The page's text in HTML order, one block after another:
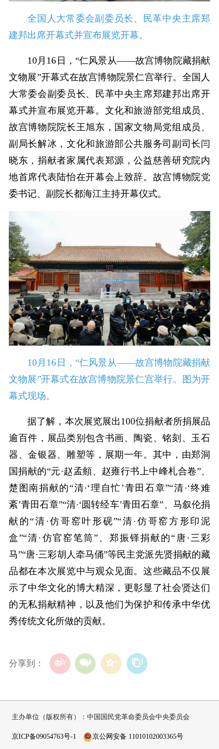
全国人大常委会副委员长、民革中央主席郑
建邦出席开幕式并宣布展览开幕。
10月16日，“仁风景从——故宫博物院藏捐献
文物展”开幕式在故宫博物院景仁宫举行。全国人
大常委会副委员长、民革中央主席郑建邦出席开
幕式并宣布展览开幕。文化和旅游部党组成员、
故宫博物院院长王旭东，国家文物局党组成员、
副局长解冰，文化和旅游部公共服务司副司长闫
晓东，捐献者家属代表郑源，公益慈善研究院内
地首席代表陆怡在开幕会上致辞。故宫博物院党
委书记、副院长都海江主持开幕仪式。
10月16日，“仁风景从——故宫博物院藏捐献
文物展”开幕式在故宫博物院景仁宫举行。图为开
幕式现场。
据了解，本次展览展出100位捐献者所捐展品
逾百件，展品类别包含书画、陶瓷、铭刻、玉石
器、金银器、雕塑等，展期一年。其中，由郑洞
国捐献的“元·赵孟頫、赵雍行书上中峰札合卷”、
楚图南捐献的“清·‘理自忙’青田石章”“清·‘终难
紊’青田石章”“清·‘圆转经车’青田石章”、马叙伦捐
献的“清·仿哥窑叶形砚”“清·仿哥窑方形印泥
盒”“清·仿官窑笔筒”、郑振铎捐献的“唐·三彩
马”“唐·三彩胡人牵马俑”等民主党派先贤捐献的藏
品都在本次展览中与观众见面。这些藏品不仅展
示了中华文化的博大精深，更彰显了社会贤达们
的无私捐献精神，以及他们为保护和传承中华优
秀传统文化所做的贡献。
分享到：
主办单位（版权所有）：中国国民党革命委员会中央委员会
京ICP备09054763号-1 京公网安备 11010102003365号